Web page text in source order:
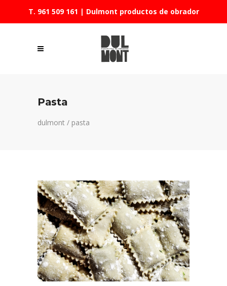
T. 961 509 161 | Dulmont productos de obrador
Pasta
dulmont / pasta